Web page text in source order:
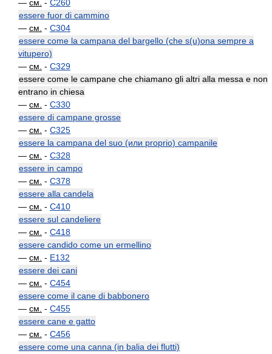
— см. - C260
essere fuor di cammino
— см. - C304
essere come la campana del bargello (che s(u)ona sempre a
vitupero)
— см. - C329
essere come le campane che chiamano gli altri alla messa e non
entrano in chiesa
— см. - C330
essere di campane grosse
— см. - C325
essere la campana del suo (или proprio) campanile
— см. - C328
essere in campo
— см. - C378
essere alla candela
— см. - C410
essere sul candeliere
— см. - C418
essere candido come un ermellino
— см. - E132
essere dei cani
— см. - C454
essere come il cane di babbonero
— см. - C455
essere cane e gatto
— см. - C456
essere come una canna (in balia dei flutti)